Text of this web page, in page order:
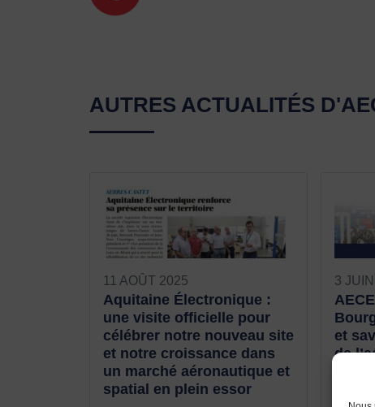
AUTRES ACTUALITÉS
11 AOÛT 2025
Aquitaine Électronique :
une visite officielle pour
célébrer notre nouveau site
et notre croissance dans
un marché aéronautique et
spatial en plein essor
3
et
de
Du